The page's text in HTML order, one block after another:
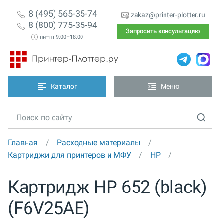
8 (495) 565-35-74
8 (800) 775-35-94
пн–пт 9:00–18:00
zakaz@printer-plotter.ru
Запросить консультацию
Каталог Меню
Главная
Расходные материалы
Картриджи для принтеров и МФУ
HP
Картридж HP 652 (black)
(F6V25AE)